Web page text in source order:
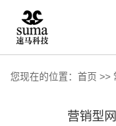
您现在的位置： 首页 >>
营销型